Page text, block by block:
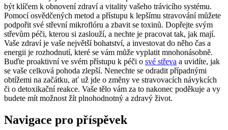
být klíčem k obnovení zdraví a vitality vašeho trávicího systému.
Pomocí osvědčených metod a přístupu k lepšímu stravování můžete
podpořit své střevní mikroflóru a zbavit se toxinů. Dopřejte svým
střevům péči, kterou si zaslouží, a nechte je pracovat tak, jak mají.
Vaše zdraví je vaše největší bohatství, a investovat do něho čas a
energii je rozhodnutí, které se vám může vyplatit mnohonásobně.
Buďte proaktivní ve svém přístupu k péči o své střeva a uvidíte, jak
se vaše celková pohoda zlepší. Nenechte se odradit případnými
obtížemi na začátku, ať už jde o změny ve stravovacích návykcích
či o detoxikační reakce. Vaše tělo vám za to nakonec poděkuje a vy
budete mít možnost žít plnohodnotný a zdravý život.
Navigace pro příspěvek